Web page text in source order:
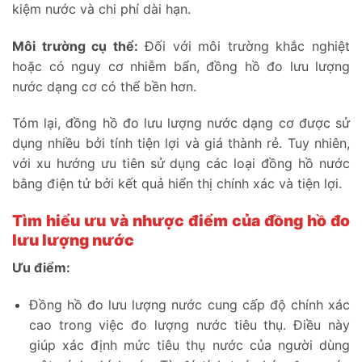
kiệm nước và chi phí dài hạn.
Môi trường cụ thể: Đối với môi trường khắc nghiệt
hoặc có nguy cơ nhiễm bẩn, đồng hồ đo lưu lượng
nước dạng cơ có thể bền hơn.
Tóm lại, đồng hồ đo lưu lượng nước dạng cơ được sử
dụng nhiều bởi tính tiện lợi và giá thành rẻ. Tuy nhiên,
với xu hướng ưu tiên sử dụng các loại đồng hồ nước
bằng điện tử bởi kết quả hiển thị chính xác và tiện lợi.
Tìm hiểu ưu và nhược điểm của đồng hồ đo
lưu lượng nước
Ưu điểm:
Đồng hồ đo lưu lượng nước cung cấp độ chính xác
cao trong việc đo lượng nước tiêu thụ. Điều này
giúp xác định mức tiêu thụ nước của người dùng